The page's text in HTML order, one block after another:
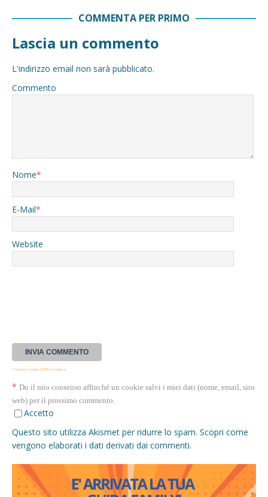
COMMENTA PER PRIMO
Lascia un commento
L'indirizzo email non sarà pubblicato.
Commento
Nome*
E-Mail*
Website
* Questa casella GDPR è richiesta
* Do il mio consenso affinché un cookie salvi i miei dati (nome, email, sito
web) per il prossimo commento.
Accetto
Questo sito utilizza Akismet per ridurre lo spam. Scopri come
vengono elaborati i dati derivati dai commenti.